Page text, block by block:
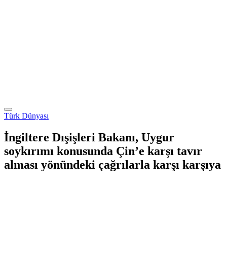
Türk Dünyası
İngiltere Dışişleri Bakanı, Uygur
soykırımı konusunda Çin’e karşı tavır
alması yönündeki çağrılarla karşı karşıya